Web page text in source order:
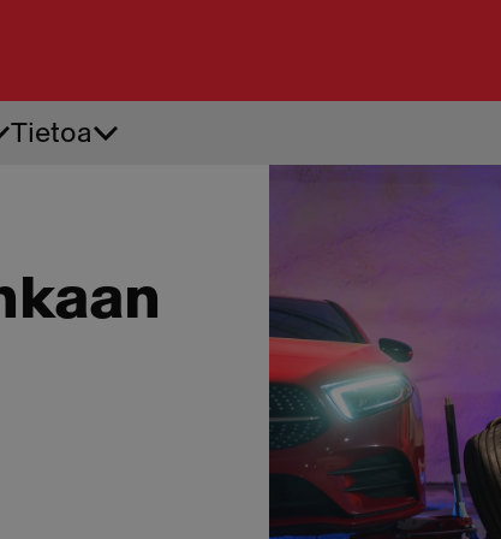
Auton oven avaus
Tietoa